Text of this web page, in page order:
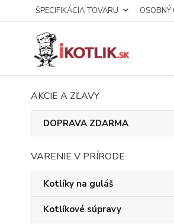
ŠPECIFIKÁCIA TOVARU OSOBNÝ
AKCIE A ZĽAVY
DOPRAVA ZDARMA
VARENIE V PRÍRODE
Kotlíky na guláš
Kotlíkové súpravy